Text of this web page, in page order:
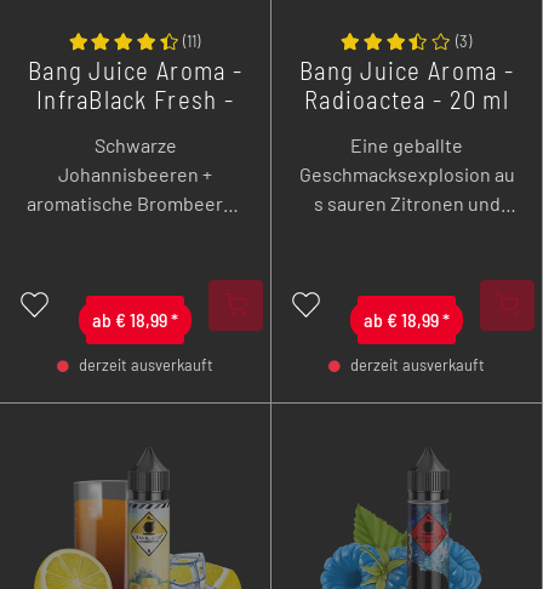
- +
ab € 18,99*
derzeit ausverkauft
(11)
Bang Juice Aroma -
InfraBlack Fresh -
Schwarze
Johannisbeeren +
aromatische Brombeeren
geil!"
- +
ab € 18,99*
derzeit ausverkauft
(3)
Bang Juice Aroma -
Radioactea - 20 ml
Eine geballte
Geschmacksexplosion au
s sauren Zitronen und